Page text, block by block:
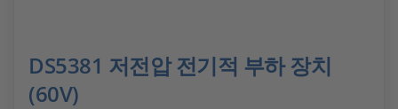
DS5381 저전압 전기적 부하 장치
(60V)